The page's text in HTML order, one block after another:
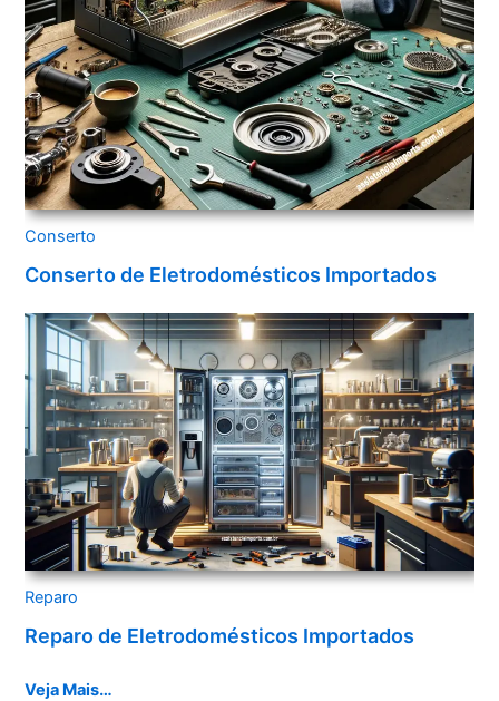
Conserto
Conserto de Eletrodomésticos Importados
Reparo
Reparo de Eletrodomésticos Importados
Veja Mais…